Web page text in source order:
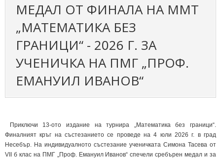
МЕДАЛ ОТ ФИНАЛА НА ММТ
„МАТЕМАТИКА БЕЗ
ГРАНИЦИ“ - 2026 Г. ЗА
УЧЕНИЧКА НА ПМГ „ПРОФ.
ЕМАНУИЛ ИВАНОВ“
Приключи 13-ото издание на турнира „Математика без граници“.
Финалният кръг на състезанието се проведе на 4 юли 2026 г. в град
Несебър. На индивидуалното състезание ученичката Симона Тасева от
VII б клас на ПМГ „Проф. Емануил Иванов“ спечели сребърен медал и за